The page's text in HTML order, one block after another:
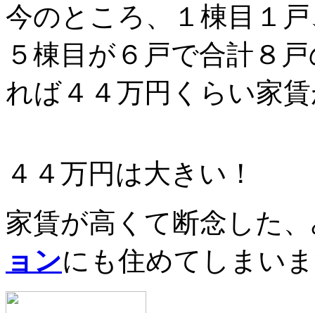
今のところ、１棟目１
５棟目が６戸で合計８
れば４４万円くらい家
４４万円は大きい！
家賃が高くて断念した
ョンにも住めてしまい